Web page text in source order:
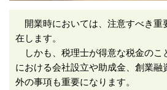
開業時においては、注意すべき重
在します。
しかも、税理士が得意な税金のこ
における会社設立や助成金、創業融
外の事項も重要になります。